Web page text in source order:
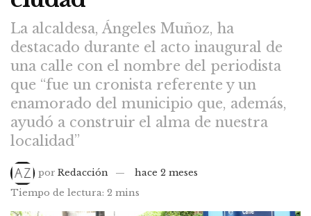
La alcaldesa, Ángeles Muñoz, ha
destacado durante el acto inaugural de
una calle con el nombre del periodista
que “fue un cronista referente y un
enamorado del municipio que, además,
ayudó a construir el alma de nuestra
localidad”
por Redacción
hace 2 meses
Tiempo de lectura: 2 mins